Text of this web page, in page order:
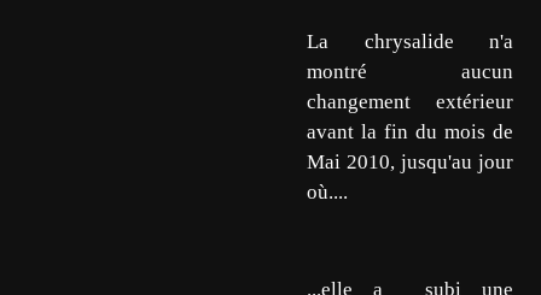
La chrysalide n'a
montré aucun
changement extérieur
avant la fin du mois de
Mai 2010, jusqu'au jour
où....
...elle a subi une